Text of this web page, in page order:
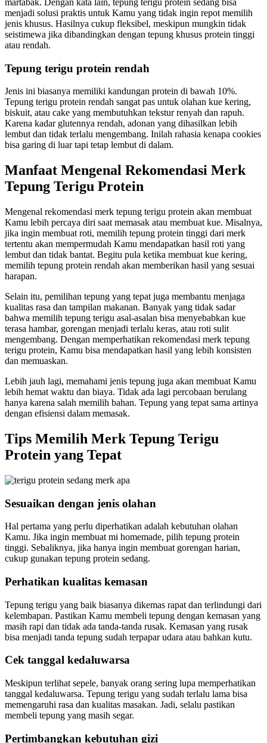
menjadi solusi praktis untuk Kamu yang tidak ingin repot memilih
jenis khusus. Hasilnya cukup fleksibel, meskipun mungkin tidak
seistimewa jika dibandingkan dengan tepung khusus protein tinggi
atau rendah.
Tepung terigu protein rendah
Jenis ini biasanya memiliki kandungan protein di bawah 10%.
Tepung terigu protein rendah sangat pas untuk olahan kue kering,
biskuit, atau cake yang membutuhkan tekstur renyah dan rapuh.
Karena kadar glutennya rendah, adonan yang dihasilkan lebih
lembut dan tidak terlalu mengembang. Inilah rahasia kenapa cookies
bisa garing di luar tapi tetap lembut di dalam.
Manfaat Mengenal Rekomendasi Merk
Tepung Terigu Protein
Mengenal rekomendasi merk tepung terigu protein akan membuat
Kamu lebih percaya diri saat memasak atau membuat kue. Misalnya,
jika ingin membuat roti, memilih tepung protein tinggi dari merk
tertentu akan mempermudah Kamu mendapatkan hasil roti yang
lembut dan tidak bantat. Begitu pula ketika membuat kue kering,
memilih tepung protein rendah akan memberikan hasil yang sesuai
harapan.
Selain itu, pemilihan tepung yang tepat juga membantu menjaga
kualitas rasa dan tampilan makanan. Banyak yang tidak sadar
bahwa memilih tepung terigu asal-asalan bisa menyebabkan kue
terasa hambar, gorengan menjadi terlalu keras, atau roti sulit
mengembang. Dengan memperhatikan rekomendasi merk tepung
terigu protein, Kamu bisa mendapatkan hasil yang lebih konsisten
dan memuaskan.
Lebih jauh lagi, memahami jenis tepung juga akan membuat Kamu
lebih hemat waktu dan biaya. Tidak ada lagi percobaan berulang
hanya karena salah memilih bahan. Tepung yang tepat sama artinya
dengan efisiensi dalam memasak.
Tips Memilih Merk Tepung Terigu
Protein yang Tepat
Sesuaikan dengan jenis olahan
Hal pertama yang perlu diperhatikan adalah kebutuhan olahan
Kamu. Jika ingin membuat mi homemade, pilih tepung protein
tinggi. Sebaliknya, jika hanya ingin membuat gorengan harian,
cukup gunakan tepung protein sedang.
Perhatikan kualitas kemasan
Tepung terigu yang baik biasanya dikemas rapat dan terlindungi dari
kelembapan. Pastikan Kamu membeli tepung dengan kemasan yang
masih rapi dan tidak ada tanda-tanda rusak. Kemasan yang rusak
bisa menjadi tanda tepung sudah terpapar udara atau bahkan kutu.
Cek tanggal kedaluwarsa
Meskipun terlihat sepele, banyak orang sering lupa memperhatikan
tanggal kedaluwarsa. Tepung terigu yang sudah terlalu lama bisa
memengaruhi rasa dan kualitas masakan. Jadi, selalu pastikan
membeli tepung yang masih segar.
Pertimbangkan kebutuhan gizi